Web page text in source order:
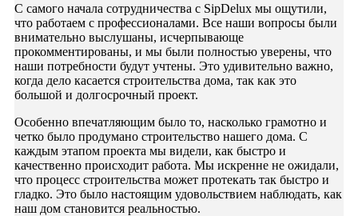
С самого начала сотрудничества с SipDelux мы ощутили,
что работаем с профессионалами. Все наши вопросы были
внимательно выслушаны, исчерпывающе
прокомментированы, и мы были полностью уверены, что
наши потребности будут учтены. Это удивительно важно,
когда дело касается строительства дома, так как это
большой и долгосрочный проект.
Особенно впечатляющим было то, насколько грамотно и
четко было продумано строительство нашего дома. С
каждым этапом проекта мы видели, как быстро и
качественно происходит работа. Мы искренне не ожидали,
что процесс строительства может протекать так быстро и
гладко. Это было настоящим удовольствием наблюдать, как
наш дом становится реальностью.